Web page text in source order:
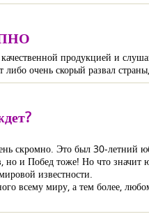
продукцией и
очень скорый развал
скромно. Это был 30-летний
и Побед тоже! Но что
известности.
всему миру, а тем более,